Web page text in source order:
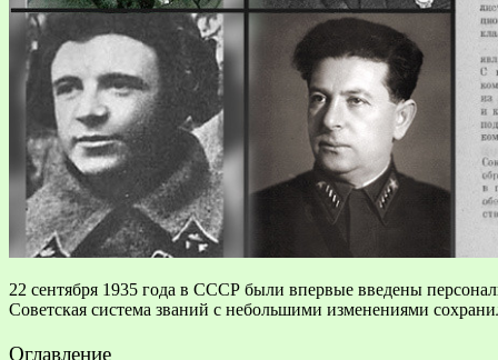
22 сентября 1935 года в СССР были впервые введены
Советская система званий с небольшими изменениями
Оглавление